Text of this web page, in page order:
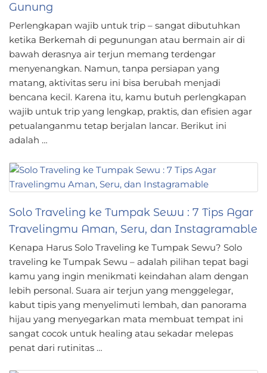
Gunung
Perlengkapan wajib untuk trip – sangat dibutuhkan
ketika Berkemah di pegunungan atau bermain air di
bawah derasnya air terjun memang terdengar
menyenangkan. Namun, tanpa persiapan yang
matang, aktivitas seru ini bisa berubah menjadi
bencana kecil. Karena itu, kamu butuh perlengkapan
wajib untuk trip yang lengkap, praktis, dan efisien agar
petualanganmu tetap berjalan lancar. Berikut ini
adalah …
Solo Traveling ke Tumpak Sewu : 7 Tips Agar
Travelingmu Aman, Seru, dan Instagramable
Kenapa Harus Solo Traveling ke Tumpak Sewu? Solo
traveling ke Tumpak Sewu – adalah pilihan tepat bagi
kamu yang ingin menikmati keindahan alam dengan
lebih personal. Suara air terjun yang menggelegar,
kabut tipis yang menyelimuti lembah, dan panorama
hijau yang menyegarkan mata membuat tempat ini
sangat cocok untuk healing atau sekadar melepas
penat dari rutinitas …